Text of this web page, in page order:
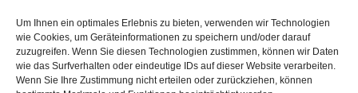
Um Ihnen ein optimales Erlebnis zu bieten, verwenden wir Technologien
wie Cookies, um Geräteinformationen zu speichern und/oder darauf
zuzugreifen. Wenn Sie diesen Technologien zustimmen, können wir Daten
wie das Surfverhalten oder eindeutige IDs auf dieser Website verarbeiten.
Wenn Sie Ihre Zustimmung nicht erteilen oder zurückziehen, können